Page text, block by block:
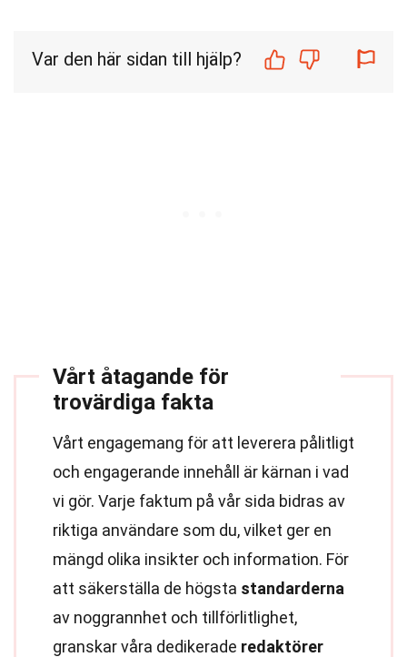
Var den här sidan till hjälp?
Vårt åtagande för
trovärdiga fakta
Vårt engagemang för att leverera pålitligt
och engagerande innehåll är kärnan i vad
vi gör. Varje faktum på vår sida bidras av
riktiga användare som du, vilket ger en
mängd olika insikter och information. För
att säkerställa de högsta standarderna
av noggrannhet och tillförlitlighet,
granskar våra dedikerade redaktörer